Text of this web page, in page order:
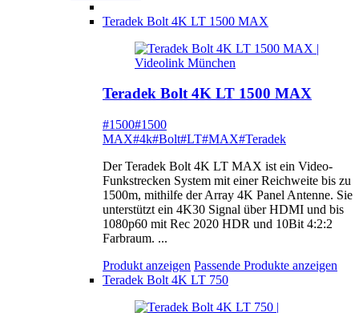
Teradek Bolt 4K LT 1500 MAX
Teradek Bolt 4K LT 1500 MAX
#1500#1500
MAX#4k#Bolt#LT#MAX#Teradek
Der Teradek Bolt 4K LT MAX ist ein Video-
Funkstrecken System mit einer Reichweite bis zu
1500m, mithilfe der Array 4K Panel Antenne. Sie
unterstützt ein 4K30 Signal über HDMI und bis
1080p60 mit Rec 2020 HDR und 10Bit 4:2:2
Farbraum. ...
Produkt anzeigen Passende Produkte anzeigen
Teradek Bolt 4K LT 750